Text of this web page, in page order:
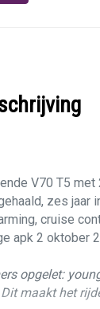
voor
in hoogte
verwarmd
V70 T5
zes jaar
cruise
apk 2 oktober
opgelet:
maakt het